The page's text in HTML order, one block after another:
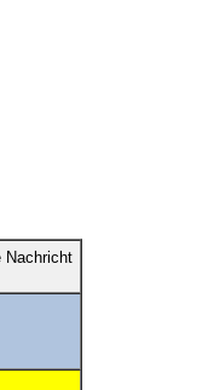
Nachricht